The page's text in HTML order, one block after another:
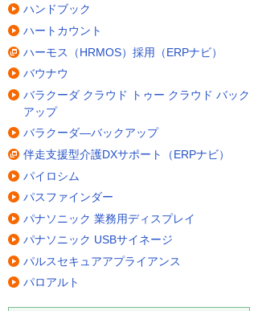
ハンドブック
ハートカウント
ハーモス（HRMOS）採用（ERPナビ）
バウナウ
バラクーダ クラウド トゥー クラウド バック
アップ
バラクーダ―バックアップ
伴走支援型介護DXサポート（ERPナビ）
パイロシム
パスファインダー
パナソニック 業務用ディスプレイ
パナソニック USBサイネージ
パルスセキュアアプライアンス
パロアルト